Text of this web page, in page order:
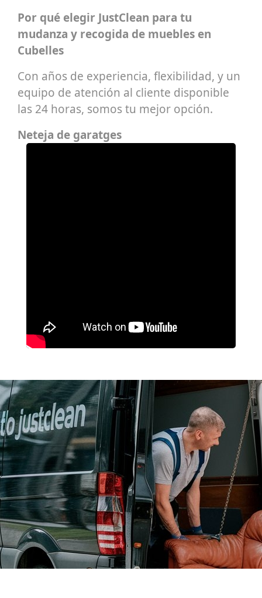
Por qué elegir JustClean para tu
mudanza y recogida de muebles en
Cubelles
Con años de experiencia, flexibilidad, y un
equipo de atención al cliente disponible
las 24 horas, somos tu mejor opción.
Neteja de garatges